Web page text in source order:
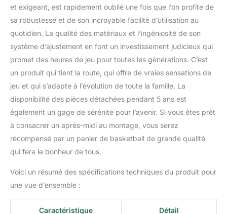
et exigeant, est rapidement oublié une fois que l’on profite de
sa robustesse et de son incroyable facilité d’utilisation au
quotidien. La qualité des matériaux et l’ingéniosité de son
système d’ajustement en font un investissement judicieux qui
promet des heures de jeu pour toutes les générations. C’est
un produit qui tient la route, qui offre de vraies sensations de
jeu et qui s’adapte à l’évolution de toute la famille. La
disponibilité des pièces détachées pendant 5 ans est
également un gage de sérénité pour l’avenir. Si vous êtes prêt
à consacrer un après-midi au montage, vous serez
récompensé par un panier de basketball de grande qualité
qui fera le bonheur de tous.
Voici un résumé des spécifications techniques du produit pour
une vue d’ensemble :
Caractéristique Détail